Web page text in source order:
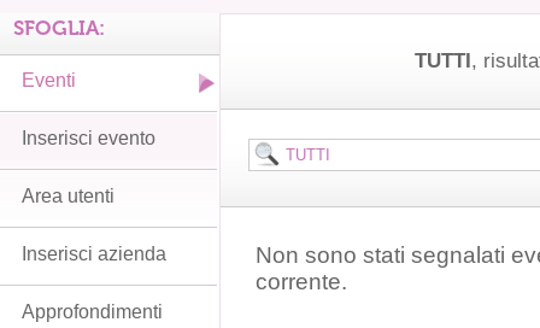
TUTTI,
Non sono stati segnalati
corrente.
SFOGLIA:
Eventi
Inserisci evento
Area utenti
Inserisci azienda
Approfondimenti